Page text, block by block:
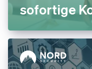
sofortige